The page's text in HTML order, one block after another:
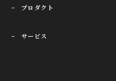
プロダクト
サービス